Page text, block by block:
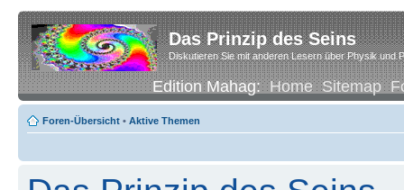
Das Prinzip des Seins
Diskutieren Sie mit anderen Lesern über Physik und
Edition Mahag:Home Sitemap
Foren-Übersicht • Aktive Themen